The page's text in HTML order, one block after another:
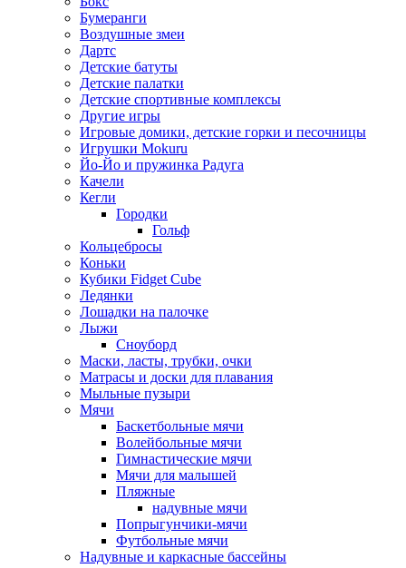
Бумеранги
Воздушные змеи
Дартс
Детские батуты
Детские палатки
Детские спортивные комплексы
Другие игры
Игровые домики, детские горки и песочницы
Игрушки Mokuru
Йо-Йо и пружинка Радуга
Качели
Кегли
Городки
Гольф
Кольцебросы
Коньки
Кубики Fidget Cube
Ледянки
Лошадки на палочке
Лыжи
Сноуборд
Маски, ласты, трубки, очки
Матрасы и доски для плавания
Мыльные пузыри
Мячи
Баскетбольные мячи
Волейбольные мячи
Гимнастические мячи
Мячи для малышей
Пляжные
надувные мячи
Попрыгунчики-мячи
Футбольные мячи
Надувные и каркасные бассейны